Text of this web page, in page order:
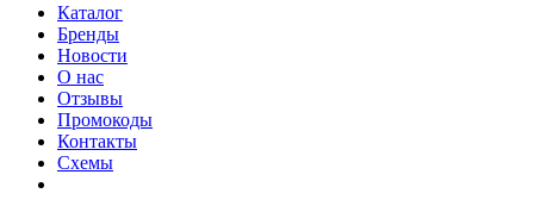
Каталог
Бренды
Новости
О нас
Отзывы
Промокоды
Контакты
Схемы